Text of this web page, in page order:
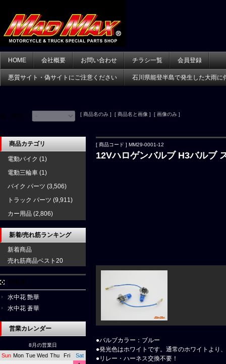
HOME 会社概要 お問い合わせ チラシ一覧 会員登録
悪質サイト・偽サイトにご注意ください 石川県能登半島で発生した大雨に
[ 商品名のみ ] [ 商品名と画像 ] [ 画像のみ ]
[ 商品コード ] MM29-0001-12
12Vハロゲンバルブ H3バルブ
●バルブカラー：ブルー
●発光色はホワイトです。通常のホワイトより
●リレー・ハーネス交換不要！
商品カテゴリ
電動バイク (1)
電動三輪車 (1)
バイク パーツ (3,506)
トラック パーツ (9,911)
カー用品 (2,806)
新着/売れ筋ランキング
新着商品
売れ筋商品ベスト20
水中花 艶華
水中花 蒼華
営業カレンダー
8月の営業日
Sun Mon Tue Wed Thu Fri Sat